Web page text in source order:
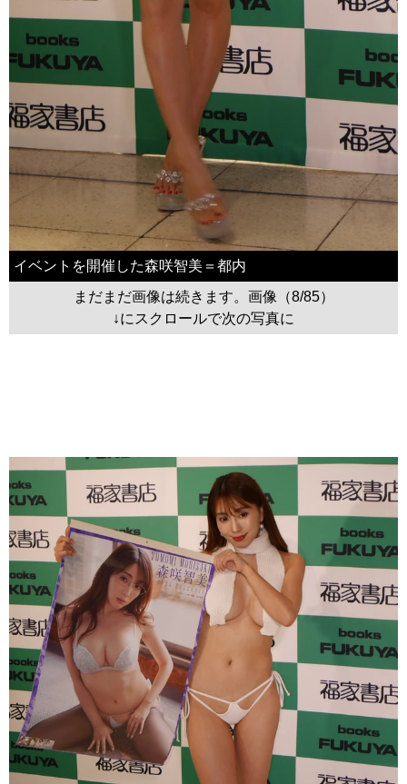
イベントを開催した森咲智美＝都内
まだまだ画像は続きます。画像（8/85）
↓にスクロールで次の写真に